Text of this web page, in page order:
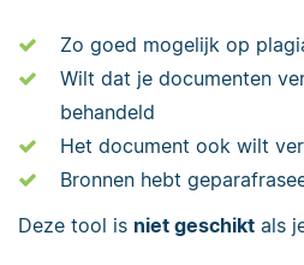
Zo goed mogelijk op
Wilt dat je documenten
behandeld
Het document ook wilt
Bronnen hebt
Deze tool is niet geschikt als